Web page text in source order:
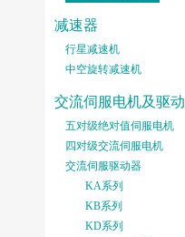
减速器
行星减速机
中空旋转减速机
交流伺服电机及驱动
五对级绝对值伺服电机
四对级交流伺服电机
交流伺服驱动器
KA系列
KB系列
KD系列